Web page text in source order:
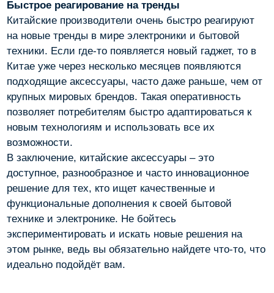
Быстрое реагирование на тренды
Китайские производители очень быстро реагируют
на новые тренды в мире электроники и бытовой
техники. Если где-то появляется новый гаджет, то в
Китае уже через несколько месяцев появляются
подходящие аксессуары, часто даже раньше, чем от
крупных мировых брендов. Такая оперативность
позволяет потребителям быстро адаптироваться к
новым технологиям и использовать все их
возможности.
В заключение, китайские аксессуары – это
доступное, разнообразное и часто инновационное
решение для тех, кто ищет качественные и
функциональные дополнения к своей бытовой
технике и электронике. Не бойтесь
экспериментировать и искать новые решения на
этом рынке, ведь вы обязательно найдете что-то, что
идеально подойдёт вам.